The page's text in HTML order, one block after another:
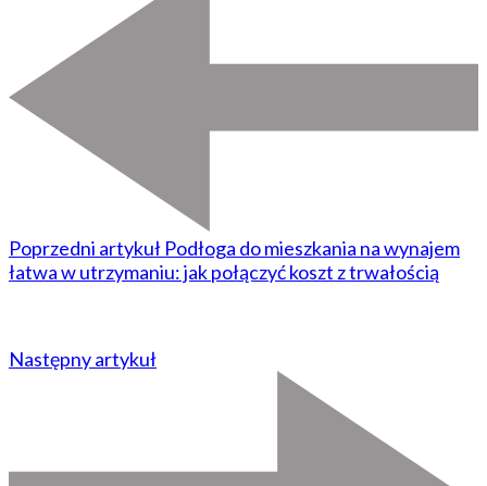
Poprzedni artykuł Podłoga do mieszkania na wynajem
łatwa w utrzymaniu: jak połączyć koszt z trwałością
Następny artykuł